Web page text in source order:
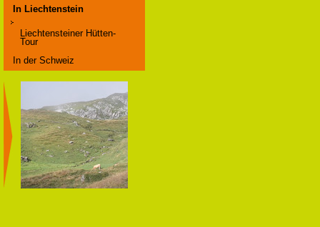
In Liechtenstein
Liechtensteiner Hütten-
Tour
In der Schweiz